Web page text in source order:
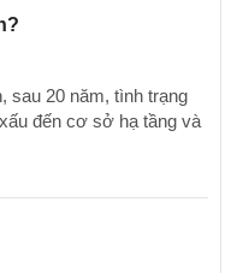
sau 20 năm, tình trạng
đến cơ sở hạ tầng và